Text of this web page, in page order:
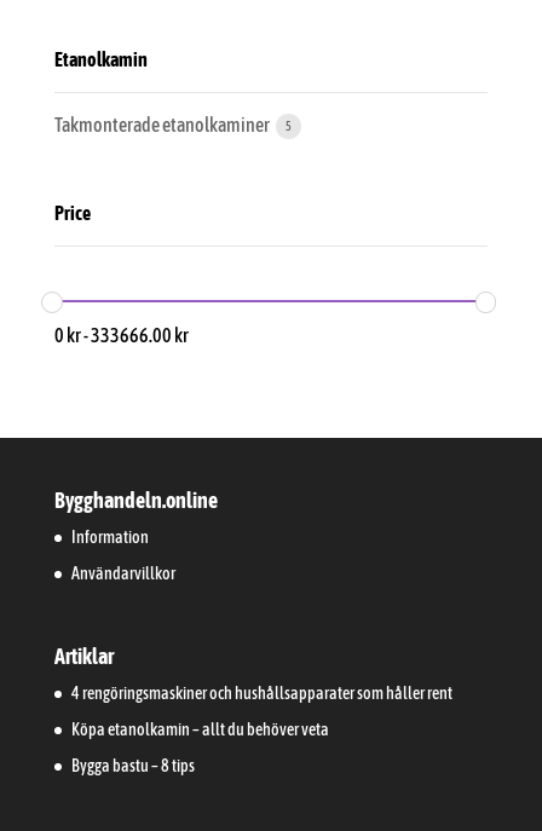
Etanolkamin
Takmonterade etanolkaminer 5
Price
0 kr-333666.00 kr
Bygghandeln.online
Information
Användarvillkor
Artiklar
4 rengöringsmaskiner och hushållsapparater som håller rent
Köpa etanolkamin – allt du behöver veta
Bygga bastu – 8 tips